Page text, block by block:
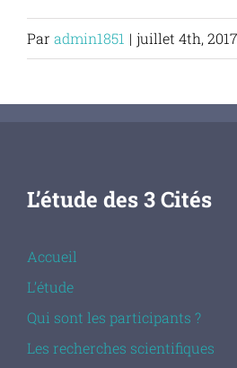
Passer
Par admin1851 | juillet 4th, 2017
L’étude des 3 Cités
Accueil
L’étude
Qui sont les participants ?
Les recherches scientifiques